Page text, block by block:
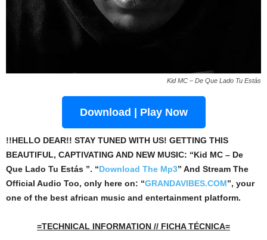
Kid MC – De Que Lado Tu Estás
Download | Play Now
!!HELLO DEAR!! STAY TUNED WITH US! GETTING THIS
BEAUTIFUL, CAPTIVATING AND NEW MUSIC: “Kid MC – De
Que Lado Tu Estás ”. “Download The Mp3” And Stream The
Official Audio Too, only here on: “GRANDAVIBES.COM”, your
one of the best african music and entertainment platform.
=TECHNICAL INFORMATION // FICHA TÉCNICA=